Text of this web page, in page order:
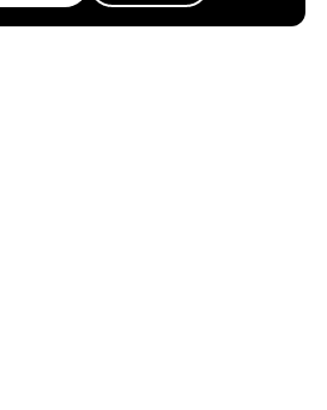
Rechte vorbehalten.